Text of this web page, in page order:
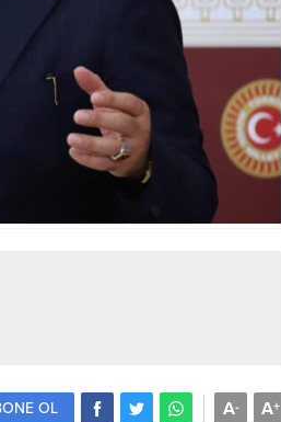
A+
A-
OL